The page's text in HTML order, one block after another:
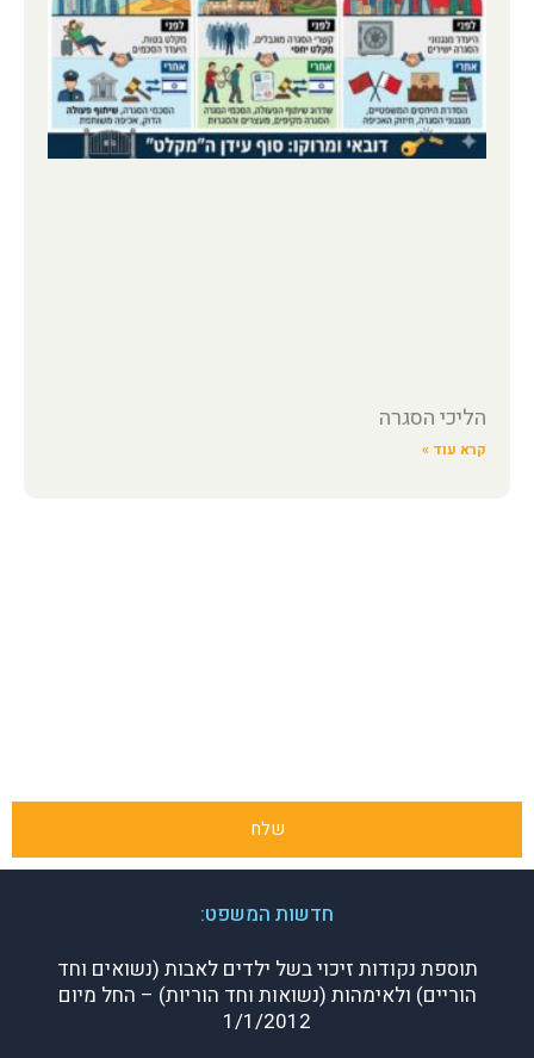
הליכי הסגרה
קרא עוד »
שלח
חדשות המשפט:
תוספת נקודות זיכוי בשל ילדים לאבות (נשואים וחד
הוריים) ולאימהות (נשואות וחד הוריות) – החל מיום
1/1/2012